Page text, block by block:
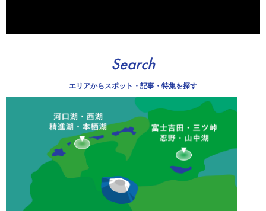
Search
エリアからスポット・記事・特集を探す